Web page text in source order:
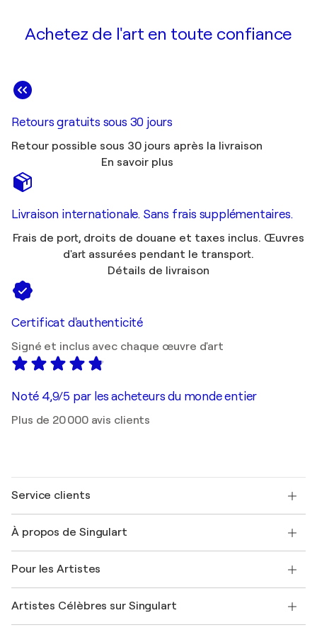
Achetez de l'art en toute confiance
Retours gratuits sous 30 jours
Retour possible sous 30 jours après la livraison
En savoir plus
Livraison internationale. Sans frais supplémentaires.
Frais de port, droits de douane et taxes inclus. Œuvres
d'art assurées pendant le transport.
Détails de livraison
Certificat d'authenticité
Signé et inclus avec chaque œuvre d'art
Noté 4,9/5 par les acheteurs du monde entier
Plus de 20 000 avis clients
Service clients
Expédition
Offrir une carte cadeau
Rejoignez notre programme commercial
Mon compte
À propos de Singulart
FAQ
Magazine Singulart
Emplois
Pour les Artistes
Se connecter en tant qu'Artiste
Artistes Célèbres sur Singulart